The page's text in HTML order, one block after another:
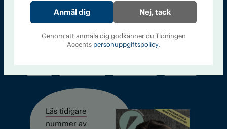
Chefredaktör och ansvarig utgivare: Barbro Janson Lundkvist,
barbro@a4.se.
Läs tidigare
nummer av
Nej, tack
Genom att anmäla dig godkänner du Tidningen
Accents personuppgiftspolicy.